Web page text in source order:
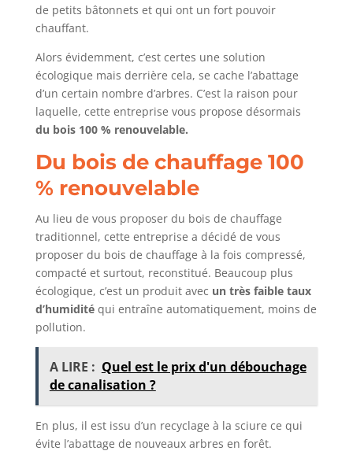
de petits bâtonnets et qui ont un fort pouvoir
chauffant.
Alors évidemment, c’est certes une solution
écologique mais derrière cela, se cache l’abattage
d’un certain nombre d’arbres. C’est la raison pour
laquelle, cette entreprise vous propose désormais
du bois 100 % renouvelable.
Du bois de chauffage 100
% renouvelable
Au lieu de vous proposer du bois de chauffage
traditionnel, cette entreprise a décidé de vous
proposer du bois de chauffage à la fois compressé,
compacté et surtout, reconstitué. Beaucoup plus
écologique, c’est un produit avec un très faible taux
d’humiditéqui entraîne automatiquement, moins de
pollution.
A LIRE : Quel est le prix d'un débouchage
de canalisation ?
En plus, il est issu d’un recyclage à la sciure ce qui
évite l’abattage de nouveaux arbres en forêt.